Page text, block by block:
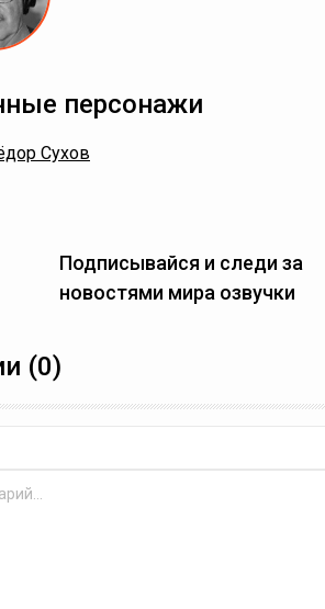
персонажи
Сухов
Подписывайся и следи за
новостями мира озвучки
(0)